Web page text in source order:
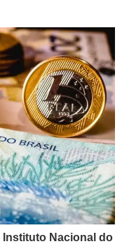
Nacional do